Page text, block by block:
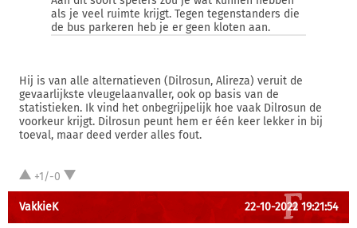
als je veel ruimte krijgt. Tegen tegenstanders die
de bus parkeren heb je er geen kloten aan.
Hij is van alle alternatieven (Dilrosun, Alireza) veruit de
gevaarlijkste vleugelaanvaller, ook op basis van de
statistieken. Ik vind het onbegrijpelijk hoe vaak Dilrosun de
voorkeur krijgt. Dilrosun peunt hem er één keer lekker in bij
toeval, maar deed verder alles fout.
+1/-0
VakkieK 22-10-2022 19:21:54